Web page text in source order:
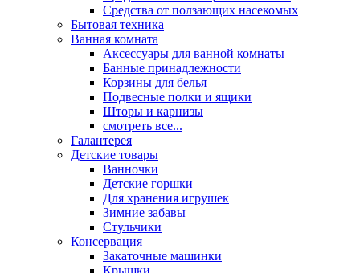
Средства от ползающих насекомых
Бытовая техника
Ванная комната
Аксессуары для ванной комнаты
Банные принадлежности
Корзины для белья
Подвесные полки и ящики
Шторы и карнизы
смотреть все...
Галантерея
Детские товары
Ванночки
Детские горшки
Для хранения игрушек
Зимние забавы
Стульчики
Консервация
Закаточные машинки
Крышки